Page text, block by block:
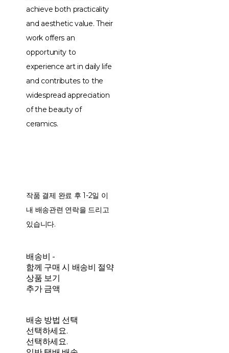
achieve both practicality
and aesthetic value. Their
work offers an
opportunity to
experience art in daily life
and contributes to the
widespread appreciation
of the beauty of
ceramics.
작품 결제 완료 후 1-2일 이
내 배송관련 연락을 드리고
있습니다.
배송비 -
함께 구매 시 배송비 절약
상품 보기
추가 금액
배송 방법 선택
선택하세요.
선택하세요.